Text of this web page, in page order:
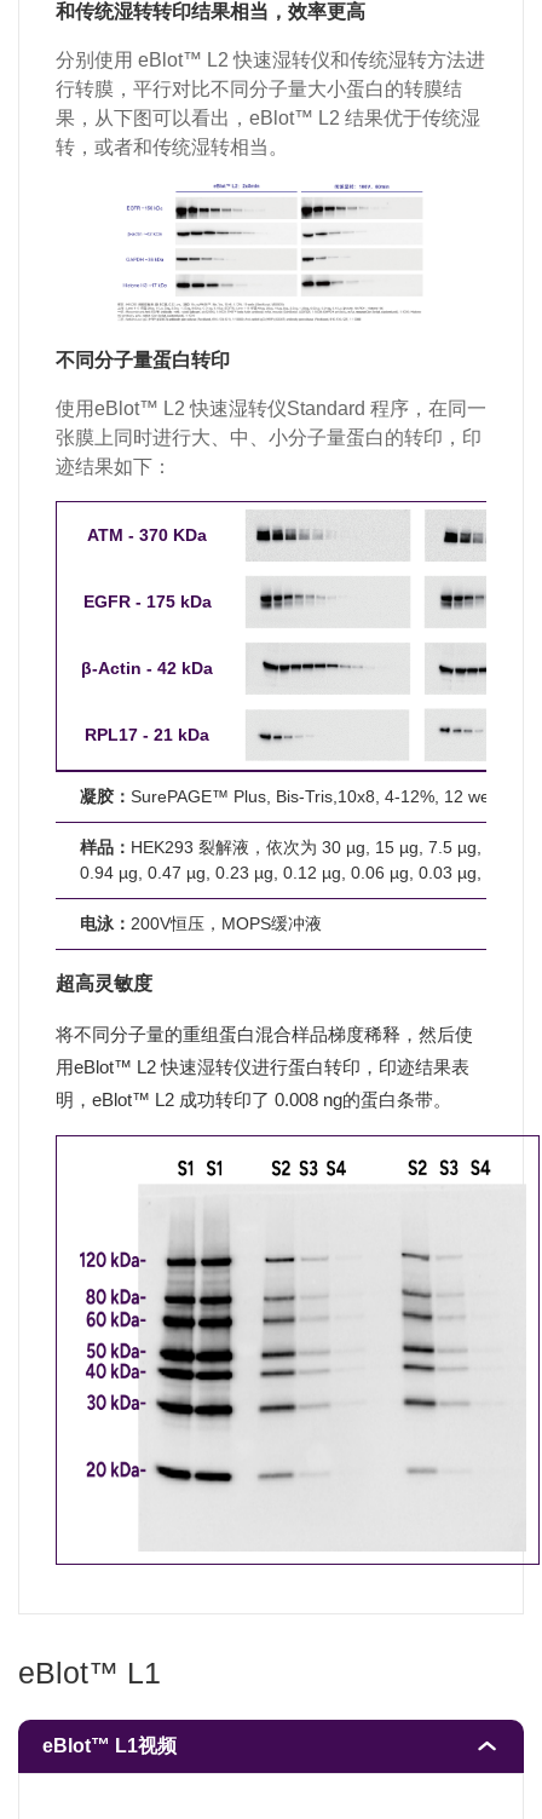
和传统湿转转印结果相当，效率更高
分别使用 eBlot™ L2 快速湿转仪和传统湿转方法进
行转膜，平行对比不同分子量大小蛋白的转膜结
果，从下图可以看出，eBlot™ L2 结果优于传统湿
转，或者和传统湿转相当。
不同分子量蛋白转印
使用eBlot™ L2 快速湿转仪Standard 程序，在同一
张膜上同时进行大、中、小分子量蛋白的转印，印
迹结果如下：
ATM - 370 KDa
EGFR - 175 kDa
β-Actin - 42 kDa
RPL17 - 21 kDa
凝胶： SurePAGE™ Plus, Bis-Tris,10x8, 4-12%, 12 wells
样品： HEK293 裂解液，依次为 30 µg, 15 µg, 7.5 µg, 3.75
0.94 µg, 0.47 µg, 0.23 µg, 0.12 µg, 0.06 µg, 0.03 µg, 0.01
电泳： 200V恒压，MOPS缓冲液
超高灵敏度
将不同分子量的重组蛋白混合样品梯度稀释，然后使
用eBlot™ L2 快速湿转仪进行蛋白转印，印迹结果表
明，eBlot™ L2 成功转印了 0.008 ng的蛋白条带。
eBlot™ L1
eBlot™ L1视频